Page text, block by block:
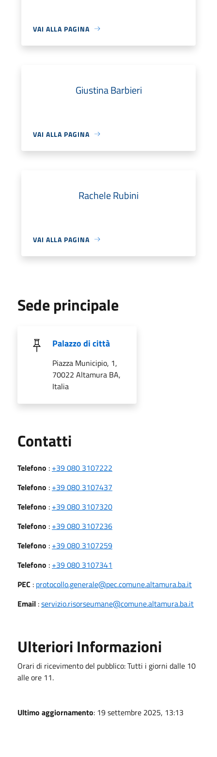
VAI ALLA PAGINA
Giustina Barbieri
VAI ALLA PAGINA
Rachele Rubini
VAI ALLA PAGINA
Sede principale
Palazzo di città
Piazza Municipio, 1,
70022 Altamura BA,
Italia
Contatti
Telefono : +39 080 3107222
Telefono : +39 080 3107437
Telefono : +39 080 3107320
Telefono : +39 080 3107236
Telefono : +39 080 3107259
Telefono : +39 080 3107341
PEC : protocollo.generale@pec.comune.altamura.ba.it
Email :servizio.risorseumane@comune.altamura.ba.it
Ulteriori Informazioni
Orari di ricevimento del pubblico: Tutti i giorni dalle 10
alle ore 11.
Ultimo aggiornamento: 19 settembre 2025, 13:13